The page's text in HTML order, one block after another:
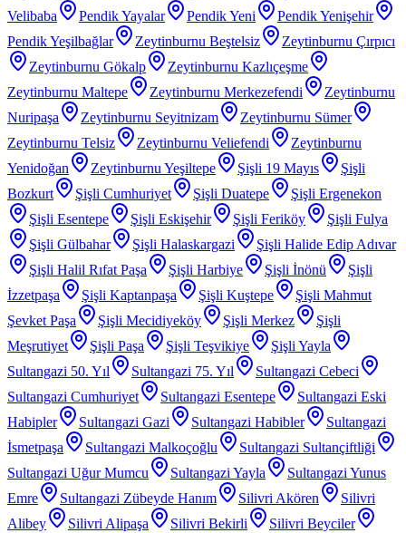
Velibaba
Pendik Yayalar Pendik Yeni
Pendik Yenişehir
Pendik Yeşilbağlar
Zeytinburnu Beştelsiz
Zeytinburnu Çırpıcı
Zeytinburnu Gökalp
Zeytinburnu Kazlıçeşme
Zeytinburnu Maltepe
Zeytinburnu Merkezefendi
Zeytinburnu
Nuripaşa
Zeytinburnu Seyitnizam
Zeytinburnu Sümer
Zeytinburnu Telsiz
Zeytinburnu Veliefendi
Zeytinburnu
Yenidoğan
Zeytinburnu Yeşiltepe Şişli 19 Mayıs
Şişli
Bozkurt
Şişli Cumhuriyet Şişli Duatepe
Şişli Ergenekon
Şişli Esentepe
Şişli Eskişehir Şişli Feriköy
Şişli Fulya
Şişli Gülbahar
Şişli Halaskargazi
Şişli Halide Edip Adıvar
Şişli Halil Rıfat Paşa
Şişli Harbiye Şişli İnönü
Şişli
İzzetpaşa
Şişli Kaptanpaşa Şişli Kuştepe
Şişli Mahmut
Şevket Paşa
Şişli Mecidiyeköy Şişli Merkez
Şişli
Meşrutiyet
Şişli Paşa Şişli Teşvikiye
Şişli Yayla
Sultangazi 50. Yıl
Sultangazi 75. Yıl
Sultangazi Cebeci
Sultangazi Cumhuriyet
Sultangazi Esentepe
Sultangazi Eski
Habipler
Sultangazi Gazi Sultangazi Habibler
Sultangazi
İsmetpaşa
Sultangazi Malkoçoğlu
Sultangazi Sultançiftliği
Sultangazi Uğur Mumcu
Sultangazi Yayla
Sultangazi Yunus
Emre
Sultangazi Zübeyde Hanım Silivri Akören
Silivri
Alibey
Silivri Alipaşa Silivri Bekirli
Silivri Beyciler